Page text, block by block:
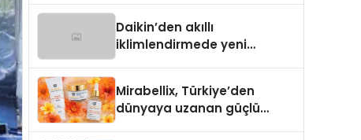
Daikin’den akıllı
iklimlendirmede yeni
Mirabellix, Türkiye’den
dünyaya uzanan güçlü